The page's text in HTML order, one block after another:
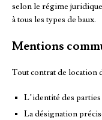
selon le régime
à tous les types de baux.
Mentions
Tout contrat de location
L’identité des
La désignation